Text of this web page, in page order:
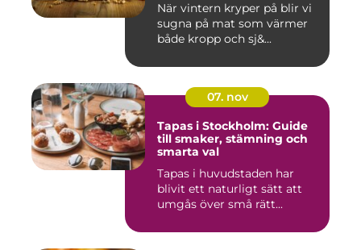
När vintern kryper på blir vi
sugna på mat som värmer
både kropp och sj&...
07. nov
Tapas i Stockholm: Guide
till smaker, stämning och
smarta val
Tapas i huvudstaden har
blivit ett naturligt sätt att
umgås över små rätt...